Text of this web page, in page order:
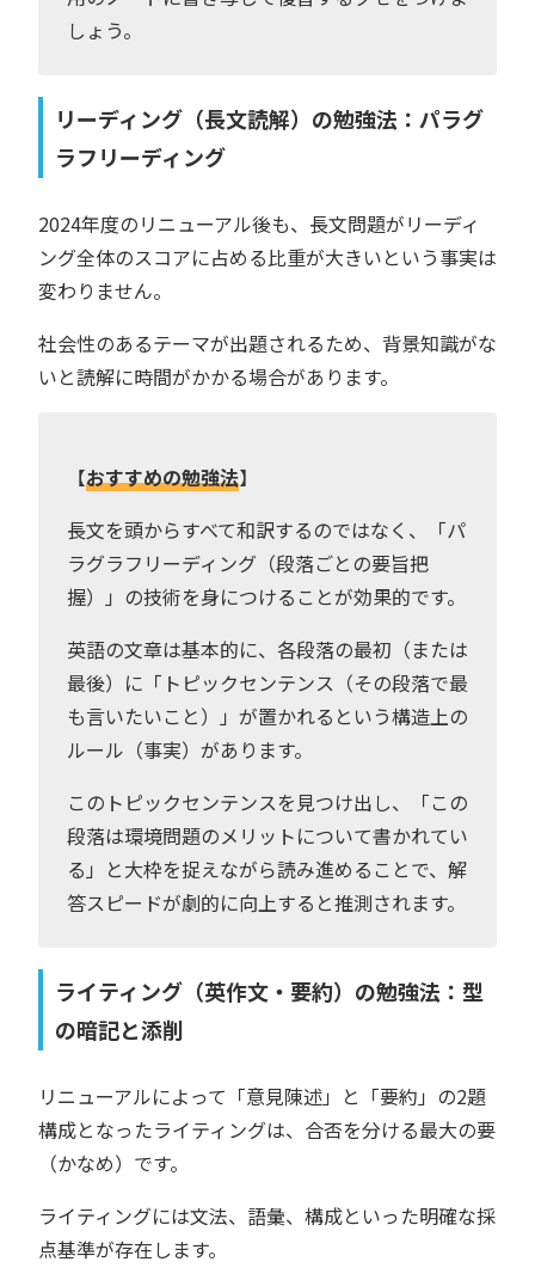
しょう。
リーディング（長文読解）の勉強法：パラグ
ラフリーディング
2024年度のリニューアル後も、長文問題がリーディ
ング全体のスコアに占める比重が大きいという事実は
変わりません。
社会性のあるテーマが出題されるため、背景知識がな
いと読解に時間がかかる場合があります。
【おすすめの勉強法】
長文を頭からすべて和訳するのではなく、「パ
ラグラフリーディング（段落ごとの要旨把
握）」の技術を身につけることが効果的です。
英語の文章は基本的に、各段落の最初（または
最後）に「トピックセンテンス（その段落で最
も言いたいこと）」が置かれるという構造上の
ルール（事実）があります。
このトピックセンテンスを見つけ出し、「この
段落は環境問題のメリットについて書かれてい
る」と大枠を捉えながら読み進めることで、解
答スピードが劇的に向上すると推測されます。
ライティング（英作文・要約）の勉強法：型
の暗記と添削
リニューアルによって「意見陳述」と「要約」の2題
構成となったライティングは、合否を分ける最大の要
（かなめ）です。
ライティングには文法、語彙、構成といった明確な採
点基準が存在します。